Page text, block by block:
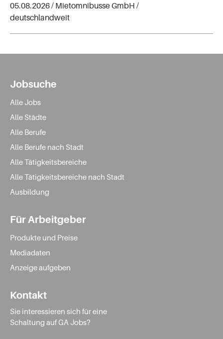
05.08.2026 / Mietomnibusse GmbH /
deutschlandweit
Jobsuche
Alle Jobs
Alle Städte
Alle Berufe
Alle Berufe nach Stadt
Alle Tätigkeitsbereiche
Alle Tätigkeitsbereiche nach Stadt
Ausbildung
Für Arbeitgeber
Produkte und Preise
Mediadaten
Anzeige aufgeben
Kontakt
Sie interessieren sich für eine
Schaltung auf GA Jobs?